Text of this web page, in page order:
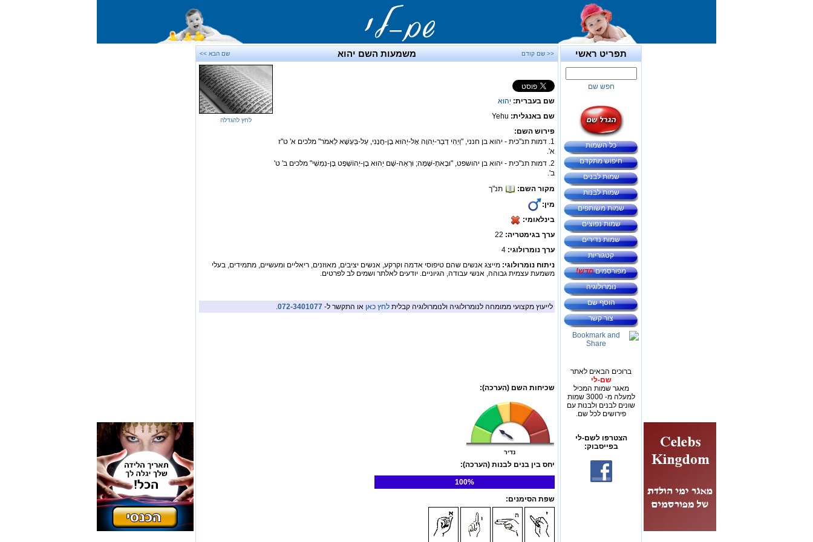
תפריט ראשי
חפש שם
כל השמות
חיפוש מתקדם
שמות לבנים
שמות לבנות
שמות משותפים
שמות נפוצים
שמות נדירים
קטגוריות
מפורסמיםחדש!
נומרולוגיה
הוסף שם
צור קשר
ברוכים הבאים לאתר
שם-לי
מאגר שמות המכיל
למעלה מ- 3000 שמות
שונים לבנים ולבנות עם
פירושים לכל שם.
הצטרפו לשם-לי
בפייסבוק:
<< שם קודם משמעות השם יהוא שם הבא >>
שם בעברית: יֵהוּא
שם באנגלית: Yehu
פירוש השם:
1. דמות תנ"כית - יהוא בן חנני, "וַיְהִי דְבַר-יְהוָה אֶל-יֵהוּא בֶן-חֲנָנִי, עַל-בַּעְשָׁא לֵאמֹר" מלכים א' ט"ז
א'.
2. דמות תנ"כית - יהוא בן יהושפט, "וּבָאתָ-שָּׁמָּה; וּרְאֵה-שָׁם יֵהוּא בֶן-יְהוֹשָׁפָט בֶּן-נִמְשִׁי" מלכים ב' ט'
ב'.
מקור השם:
תנ"ך
מין:
בינלאומי:
ערך בגימטריה:
ערך נומרולוגי: 4
לחץ להגדלה
ניתוח נומרולוגי: מייצג אנשים שהם טיפוסי אדמה וקרקע, אנשים יציבים, מאוזנים, ריאליים ומעשיים, מתמידים, בעלי
משמעת עצמית גבוהה, אנשי עבודה, הגיוניים. יודעים לאלתר ושמים לב לפרטים.
לייעוץ מקצועי ממומחה לנומרולוגיה ולנומרולוגיה קבלית לחץ כאן או התקשר ל- 072-3401077
.
שכיחות השם (הערכה):
נדיר
יחס בין בנים לבנות (הערכה):
100%
שפת הסימנים: